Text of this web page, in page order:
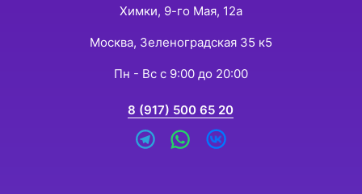
8 (917) 500 65 20
Пн - Вс с 9:00 до 20:00
Химки, 9-го Мая, 12а
Москва, Зеленоградская 35 к5